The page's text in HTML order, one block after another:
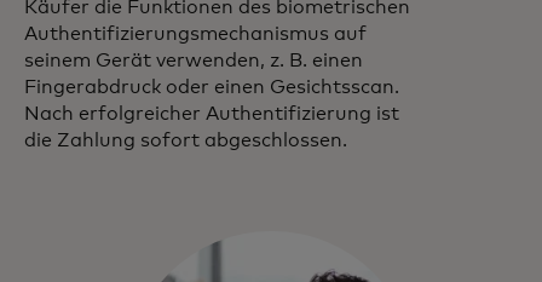
Käufer die Funktionen des biometrischen
Authentifizierungsmechanismus auf
seinem Gerät verwenden, z. B. einen
Fingerabdruck oder einen Gesichtsscan.
Nach erfolgreicher Authentifizierung ist
die Zahlung sofort abgeschlossen.